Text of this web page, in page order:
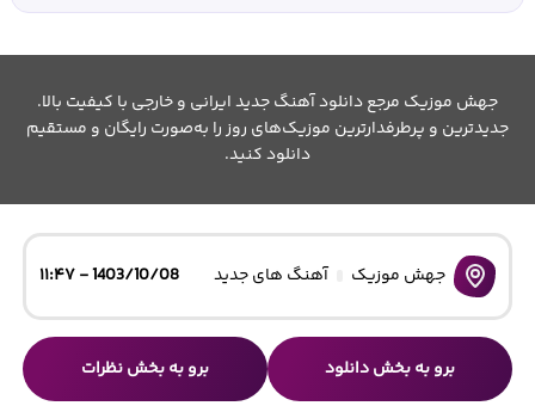
جهش موزیک مرجع دانلود آهنگ جدید ایرانی و خارجی با کیفیت بالا.
جدیدترین و پرطرفدارترین موزیک‌های روز را به‌صورت رایگان و مستقیم
دانلود کنید.
جهش موزیک آهنگ های جدید 1403/10/08 - ۱۱:۴۷
برو به بخش دانلود برو به بخش نظرات